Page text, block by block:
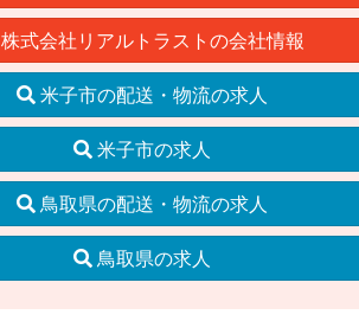
株式会社リアルトラストの会社情報
米子市の配送・物流の求人
米子市の求人
鳥取県の配送・物流の求人
鳥取県の求人